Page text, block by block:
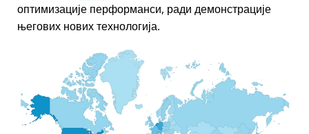
оптимизације перформанси, ради демонстрације
његових нових технологија.